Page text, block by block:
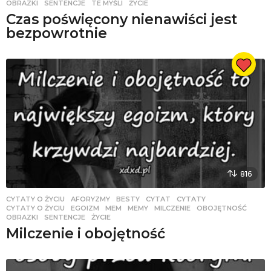
OBRAZKI
,SENTENCJE ,TE MYŚLI ,ŻYCIE
Czas poświęcony nienawiści jest
bezpowrotnie
816
CYTATY O ŻYCIU AFORYZMY ,BESTY ,CYTAT ,CYTATY
CYTATY O ŻYCIU
,EGOIZM ,MEM ,MEMY ,MILCZENIE ,OBOJĘTNOŚĆ
OBRAZKI
,SENTENCJE ,ŻYCIE
Milczenie i obojętność